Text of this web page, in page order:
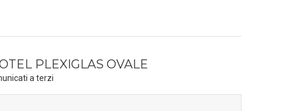
PLEXIGLAS OVALE
a terzi